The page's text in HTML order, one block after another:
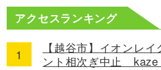
アクセスランキング
【越谷市】イオンレ
ント相次ぎ中止 kaze